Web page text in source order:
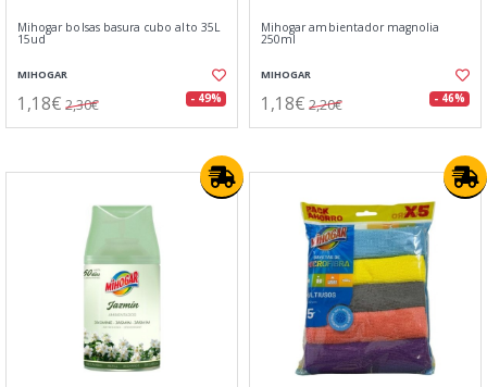
Mihogar bolsas basura cubo alto 35L
15ud
MIHOGAR
1,18€ 2,30€ - 49%
Mihogar ambientador magnolia
250ml
MIHOGAR
1,18€ 2,20€ - 46%